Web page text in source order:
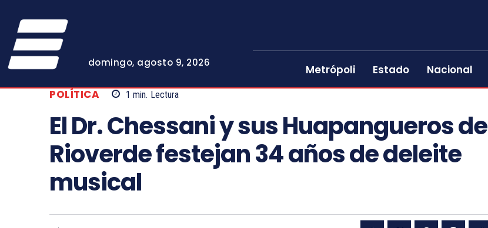
domingo, agosto 9, 2026
Metrópoli Estado Nacional
POLÍTICA 1 min. Lectura
El Dr. Chessani y sus Huapangueros de
Rioverde festejan 34 años de deleite
musical